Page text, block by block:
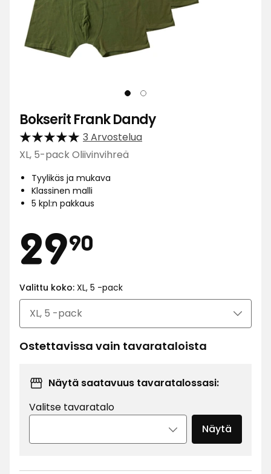
Bokserit Frank Dandy
3 Arvostelua
XL, 5-pack Oliivinvihreä
Tyylikäs ja mukava
Klassinen malli
5 kpl:n pakkaus
Hinta
2990
€
Valittu koko: XL, 5 -pack
Ostettavissa vain tavarataloista
Näytä saatavuus tavaratalossasi:
Valitse tavaratalo
Näytä